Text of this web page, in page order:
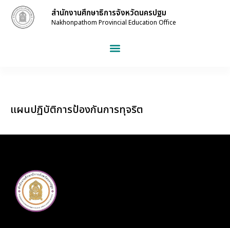
สำนักงานศึกษาธิการจังหวัดนครปฐม
Nakhonpathom Provincial Education Office
แผนปฏิบัติการป้องกันการทุจริต